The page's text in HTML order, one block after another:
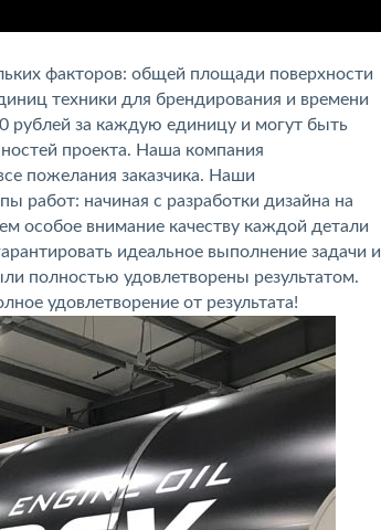
факторов: общей площади поверхности
техники для брендирования и времени
рублей за каждую единицу и могут быть
проекта. Наша компания
пожелания заказчика. Наши
работ: начиная с разработки дизайна на
особое внимание качеству каждой детали
идеальное выполнение задачи и
полностью удовлетворены результатом.
удовлетворение от результата!